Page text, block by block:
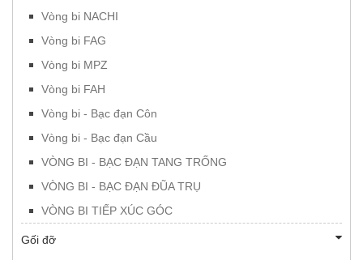
Vòng bi NACHI
Vòng bi FAG
Vòng bi MPZ
Vòng bi FAH
Vòng bi - Bạc đạn Côn
Vòng bi - Bạc đạn Cầu
VÒNG BI - BẠC ĐẠN TANG TRỐNG
VÒNG BI - BẠC ĐẠN ĐŨA TRỤ
VÒNG BI TIẾP XÚC GÓC
Gối đỡ